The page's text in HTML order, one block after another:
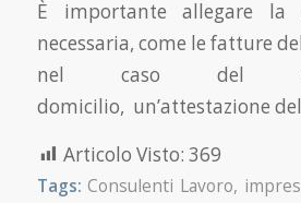
È importante allegare la
necessaria, come le fatture
nel caso del
domicilio, un’attestazione
Articolo Visto: 369
Tags: Consulenti Lavoro,